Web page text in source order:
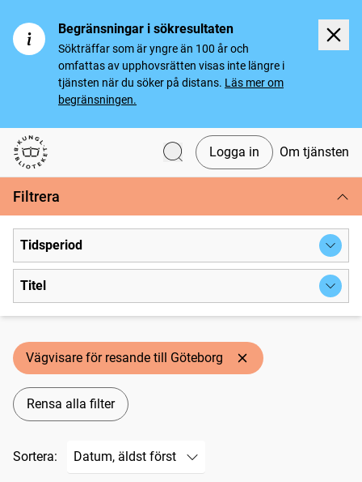
Begränsningar i sökresultaten
Sökträffar som är yngre än 100 år och
omfattas av upphovsrätten visas inte längre i
tjänsten när du söker på distans. Läs mer om
begränsningen.
Svenska tidningar
Logga in Om tjänsten
Filtrera
Tidsperiod
Titel
Vägvisare för resande till Göteborg
Rensa alla filter
Sortera: